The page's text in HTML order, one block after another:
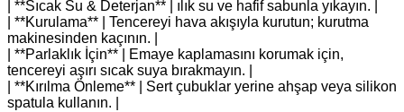
| **Sıcak Su & Deterjan** | ılık su ve hafif sabunla yıkayın. |
| **Kurulama** | Tencereyi hava akışıyla kurutun; kurutma
makinesinden kaçının. |
| **Parlaklık İçin** | Emaye kaplamasını korumak için,
tencereyi aşırı sıcak suya bırakmayın. |
| **Kırılma Önleme** | Sert çubuklar yerine ahşap veya silikon
spatula kullanın. |